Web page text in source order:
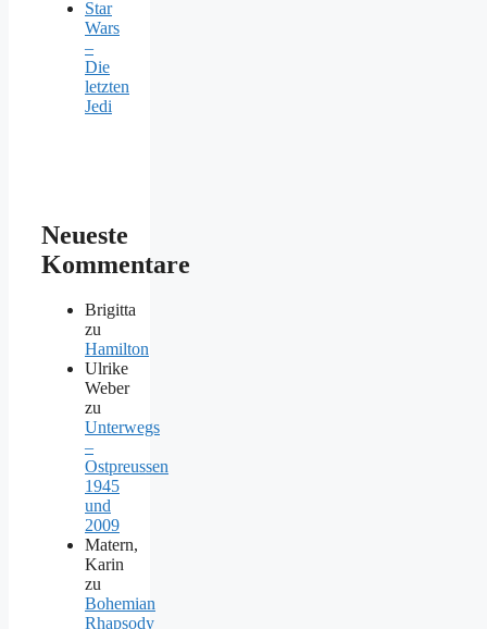
Star
Wars
–
Die
letzten
Jedi
Neueste
Kommentare
Brigitta
zu
Hamilton
Ulrike
Weber
zu
Unterwegs
–
Ostpreussen
1945
und
2009
Matern,
Karin
zu
Bohemian
Rhapsody